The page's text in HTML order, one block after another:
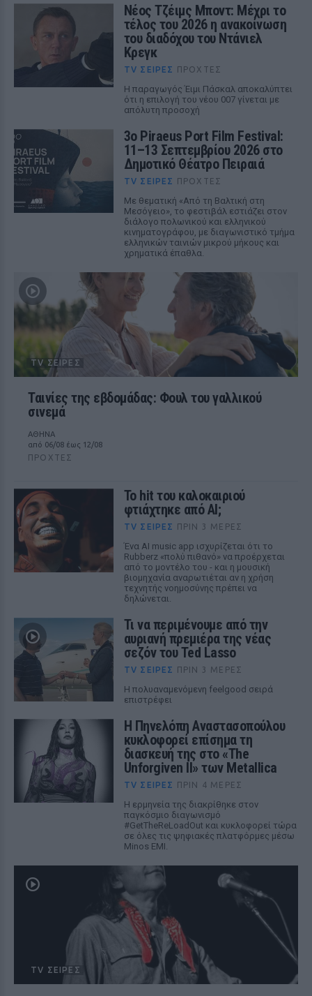
Νέος Τζέιμς Μποντ: Μέχρι το
τέλος του 2026 η ανακοίνωση
του διαδόχου του Ντάνιελ
Κρεγκ
TV ΣΕΙΡΈΣ ΠΡΟΧΤΈΣ
Η παραγωγός Έιμι Πάσκαλ αποκαλύπτει
ότι η επιλογή του νέου 007 γίνεται με
απόλυτη προσοχή
3ο Piraeus Port Film Festival:
11–13 Σεπτεμβρίου 2026 στο
Δημοτικό Θέατρο Πειραιά
TV ΣΕΙΡΈΣ ΠΡΟΧΤΈΣ
Με θεματική «Από τη Βαλτική στη
Μεσόγειο», το φεστιβάλ εστιάζει στον
διάλογο πολωνικού και ελληνικού
κινηματογράφου, με διαγωνιστικό τμήμα
ελληνικών ταινιών μικρού μήκους και
χρηματικά έπαθλα.
TV ΣΕΙΡΈΣ
Ταινίες της εβδομάδας: Φουλ του γαλλικού
σινεμά
ΑΘΗΝΑ
από 06/08 έως 12/08
ΠΡΟΧΤΈΣ
Το hit του καλοκαιριού
φτιάχτηκε από AI;
TV ΣΕΙΡΈΣ ΠΡΙΝ 3 ΜΈΡΕΣ
Ένα AI music app ισχυρίζεται ότι το
Rubberz «πολύ πιθανό» να προέρχεται
από το μοντέλο του - και η μουσική
βιομηχανία αναρωτιέται αν η χρήση
τεχνητής νοημοσύνης πρέπει να
δηλώνεται.
Τι να περιμένουμε από την
αυριανή πρεμιέρα της νέας
σεζόν του Ted Lasso
TV ΣΕΙΡΈΣ ΠΡΙΝ 3 ΜΈΡΕΣ
Η πολυαναμενόμενη feelgood σειρά
επιστρέφει
Η Πηνελόπη Αναστασοπούλου
κυκλοφορεί επίσημα τη
διασκευή της στο «The
Unforgiven II» των Metallica
TV ΣΕΙΡΈΣ ΠΡΙΝ 4 ΜΈΡΕΣ
Η ερμηνεία της διακρίθηκε στον
παγκόσμιο διαγωνισμό
#GetTheReLoadOut και κυκλοφορεί τώρα
σε όλες τις ψηφιακές πλατφόρμες μέσω
Minos EMI.
TV ΣΕΙΡΈΣ